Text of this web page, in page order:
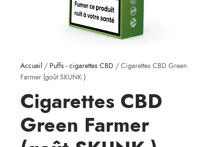
Accueil / Puffs - cigarettes CBD / Cigarettes CBD Green
Farmer (goût SKUNK )
Cigarettes CBD
Green Farmer